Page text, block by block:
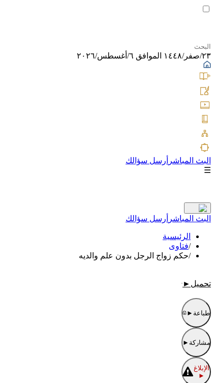
٢٣/صفر/١٤٤٨ الموافق ٦/أغسطس/٢٠٢٦
البث المباشر أرسل سؤالك
☰
البث المباشر أرسل سؤالك
الرئيسية
/فتاوى
/حكم زواج الرجل بدون علم والديه
تحميل ►
طباعة ►
مشاركة ►
الإبلاغ
►